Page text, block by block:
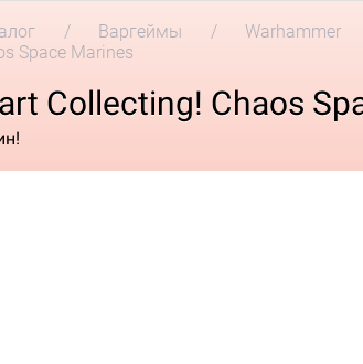
Варгеймы Warhammer
Space Marines
Collecting! Chaos